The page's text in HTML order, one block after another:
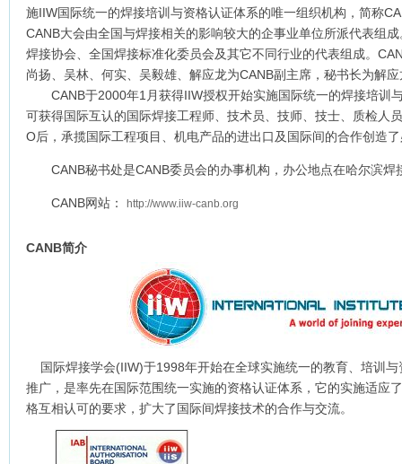
施IIW国际统一的焊接培训与资格认证体系的唯一组织机构，简称
CANB大会由全国与焊接相关的影响较大的企事业单位所派代表组
焊接协会、全国焊接标准化委员会及其它不同行业的代表组成。
尚扬、吴林、何实、吴毅雄、解应龙为CANB副主席，秘书长为解
CANB于2000年1月获得IIW授权开始实施国际统一的焊接培训
可获得国际互认的国际焊接工程师、技术员、技师、技士、质检人
O后，承揽国际工程项目、机电产品的进出口及国际间的合作创造
CANB秘书处是CANB委员会的办事机构，办公地点在哈尔滨焊
CANB网站： http://www.iiw-canb.org
CANB简介
国际焊接学会(IIW)于1998年开始在全球实施统一的教育、培训
推广，是率先在国际范围统一实施的资格认证体系，它的实施适应
格互相认可的要求，扩大了国际间焊接技术的合作与交流。